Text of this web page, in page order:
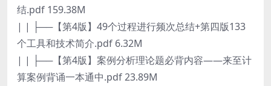
结.pdf 159.38M
| | ├──【第4版】49个过程进行频次总结+第四版133
个工具和技术简介.pdf 6.32M
| | ├──【第4版】案例分析理论题必背内容——来至计
算案例背诵一本通中.pdf 23.89M